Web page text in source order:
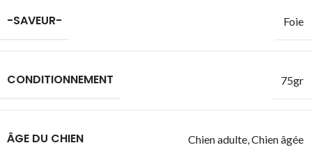
-SAVEUR- Foie
CONDITIONNEMENT 75gr
ÂGE DU CHIEN Chien adulte,Chien âgée